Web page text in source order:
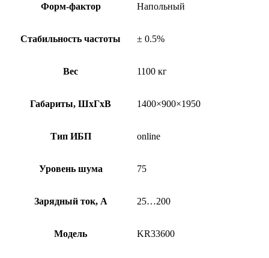
Форм-фактор Напольный
Стабильность частоты ± 0.5%
Вес 1100 кг
Габариты, ШхГхВ 1400×900×1950
Тип ИБП online
Уровень шума 75
Зарядный ток, А 25…200
Модель KR33600